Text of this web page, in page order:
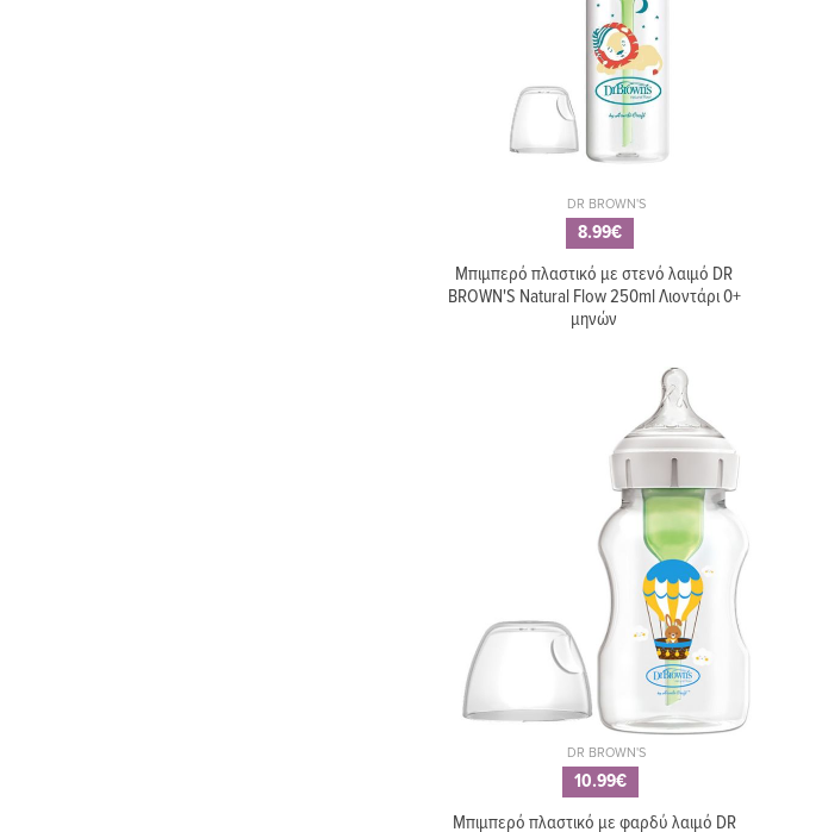
DR BROWN'S
8.99€
Μπιμπερό πλαστικό με στενό λαιμό DR
BROWN'S Natural Flow 250ml Λιοντάρι 0+
μηνών
DR BROWN'S
10.99€
Μπιμπερό πλαστικό με φαρδύ λαιμό DR